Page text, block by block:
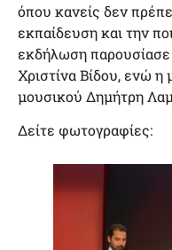
όπου κανείς δεν
εκπαίδευση και την
εκδήλωση παρουσίασε
Χριστίνα Βίδου, ενώ η
μουσικού Δημήτρη
Δείτε φωτογραφίες: